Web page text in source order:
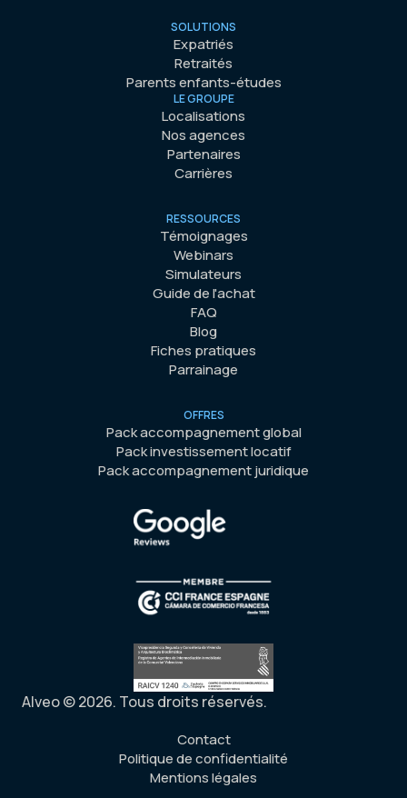
SOLUTIONS
Expatriés
Retraités
Parents enfants-études
LE GROUPE
Localisations
Nos agences
Partenaires
Carrières
RESSOURCES
Témoignages
Webinars
Simulateurs
Guide de l'achat
FAQ
Blog
Fiches pratiques
Parrainage
OFFRES
Pack accompagnement global
Pack investissement locatif
Pack accompagnement juridique
Alveo © 2026. Tous droits réservés.
Contact
Politique de confidentialité
Mentions légales